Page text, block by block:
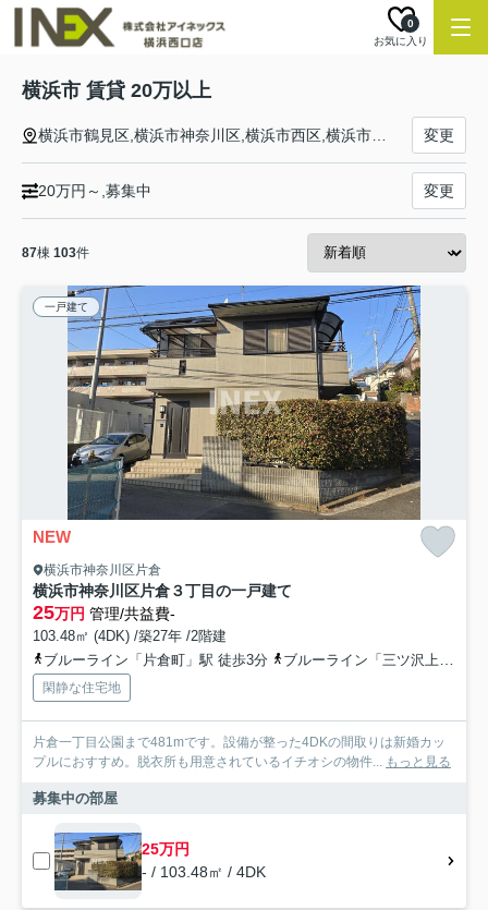
お気に入り
0
横浜市 賃貸 20万以上
変更
20万円～,募集中 変更
87棟 103件
一戸建て
NEW
横浜市神奈川区片倉
横浜市神奈川区片倉３丁目の一戸建て
25万円 管理/共益費-
103.48㎡ (4DK) /築27年 /2階建
ブルーライン「片倉町」駅 徒歩3分
ブルーライン「三ツ沢上町」駅 徒歩24分
閑静な住宅地
片倉一丁目公園まで481mです。設備が整った4DKの間取りは新婚カッ
プルにおすすめ。脱衣所も用意されているイチオシの物件... もっと見る
募集中の部屋
25万円
- / 103.48㎡ / 4DK